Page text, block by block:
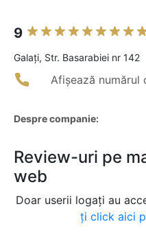
9
Galaţi, Str. Basarabiei nr 142
Afișează numărul
Despre companie:
Review-uri pe
web
Doar userii logați au
ți click aici